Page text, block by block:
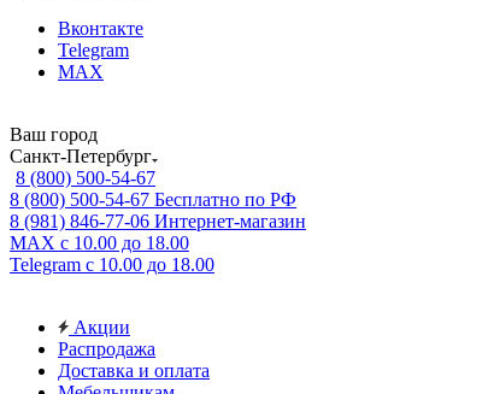
Вконтакте
Telegram
MAX
Ваш город
Санкт-Петербург
8 (800) 500-54-67
8 (800) 500-54-67 Бесплатно по РФ
8 (981) 846-77-06 Интернет-магазин
MAX с 10.00 до 18.00
Telegram с 10.00 до 18.00
Акции
Распродажа
Доставка и оплата